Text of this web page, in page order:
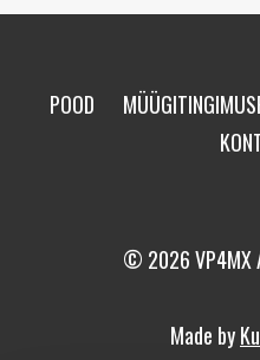
POOD
© 2026 VP4MX
Made by